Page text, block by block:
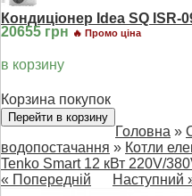
Кондиціонер Idea SQ ISR-
20655 грн 🔥 Промо ціна
в корзину
Корзина покупок
Перейти в корзину
Головна »
водопостачання » Котли
Tenko Smart 12 кВт 220V/
« Попередній
Наступний